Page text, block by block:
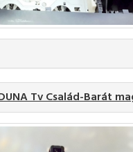
Tv Család-Barát